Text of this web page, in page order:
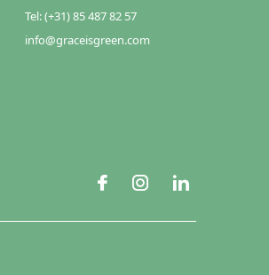
Tel: (+31) 85 487 82 57
info@graceisgreen.com